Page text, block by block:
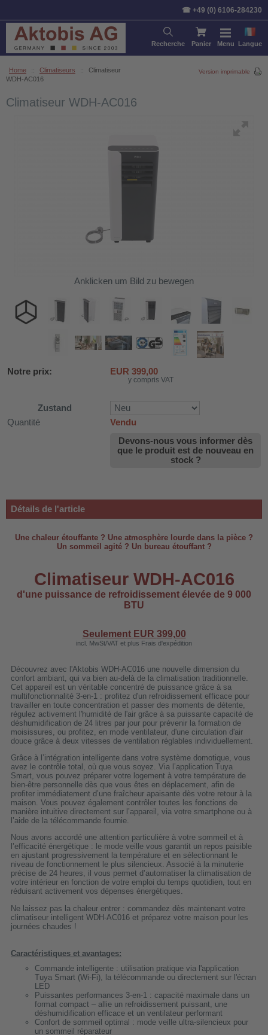
☎ +49 (0) 6106-284230
Recherche Panier Menu Langue
WDH-AP1212
H3
AF500B
Home :: Climatiseurs ::
Climatiseur
WDH-AC016
Version imprimable
Climatiseur WDH-AC016
Anklicken um Bild zu bewegen
Notre prix: EUR 399,00
y compris VAT
Zustand
Quantité
Vendu
Devons-nous vous informer dès
que le produit est de nouveau en
stock ?
Détails de l'article
Une chaleur étouffante ? Une atmosphère lourde dans la pièce ?
Un sommeil agité ? Un bureau étouffant ?
Climatiseur WDH-AC016
d'une puissance de refroidissement élevée de 9 000
BTU
Seulement EUR 399,00
incl. MwSt/VAT et plus Frais d'expédition
Découvrez avec l'Aktobis WDH-AC016 une nouvelle dimension du
confort ambiant, qui va bien au-delà de la climatisation traditionnelle.
Cet appareil est un véritable concentré de puissance grâce à sa
multifonctionnalité 3-en-1 : profitez d'un refroidissement efficace pour
travailler en toute concentration et passer des moments de détente,
régulez activement l'humidité de l'air grâce à sa puissante capacité de
déshumidification de 24 litres par jour pour prévenir la formation de
moisissures, ou profitez, en mode ventilateur, d'une circulation d'air
douce grâce à deux vitesses de ventilation réglables individuellement.
Grâce à l’intégration intelligente dans votre système domotique, vous
avez le contrôle total, où que vous soyez. Via l’application Tuya
Smart, vous pouvez préparer votre logement à votre température de
bien-être personnelle dès que vous êtes en déplacement, afin de
profiter immédiatement d’une fraîcheur apaisante dès votre retour à la
maison. Vous pouvez également contrôler toutes les fonctions de
manière intuitive directement sur l’appareil, via votre smartphone ou à
l’aide de la télécommande fournie.
Nous avons accordé une attention particulière à votre sommeil et à
l’efficacité énergétique : le mode veille vous garantit un repos paisible
en ajustant progressivement la température et en sélectionnant le
niveau de fonctionnement le plus silencieux. Associé à la minuterie
précise de 24 heures, il vous permet d’automatiser la climatisation de
votre intérieur en fonction de votre emploi du temps quotidien, tout en
réduisant activement vos dépenses énergétiques.
Ne laissez pas la chaleur entrer : commandez dès maintenant votre
climatiseur intelligent WDH-AC016 et préparez votre maison pour les
journées chaudes !
Caractéristiques et avantages:
Commande intelligente : utilisation pratique via l'application
Tuya Smart (Wi-Fi), la télécommande ou directement sur l'écran
LED
Puissantes performances 3-en-1 : capacité maximale dans un
format compact – allie un refroidissement puissant, une
déshumidification efficace et un ventilateur performant
Confort de sommeil optimal : mode veille ultra-silencieux pour
un sommeil réparateur